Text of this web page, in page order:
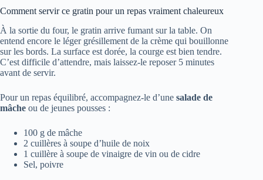
Comment servir ce gratin pour un repas vraiment chaleureux
À la sortie du four, le gratin arrive fumant sur la table. On
entend encore le léger grésillement de la crème qui bouillonne
sur les bords. La surface est dorée, la courge est bien tendre.
C’est difficile d’attendre, mais laissez-le reposer 5 minutes
avant de servir.
Pour un repas équilibré, accompagnez-le d’une salade de
mâche ou de jeunes pousses :
100 g de mâche
2 cuillères à soupe d’huile de noix
1 cuillère à soupe de vinaigre de vin ou de cidre
Sel, poivre